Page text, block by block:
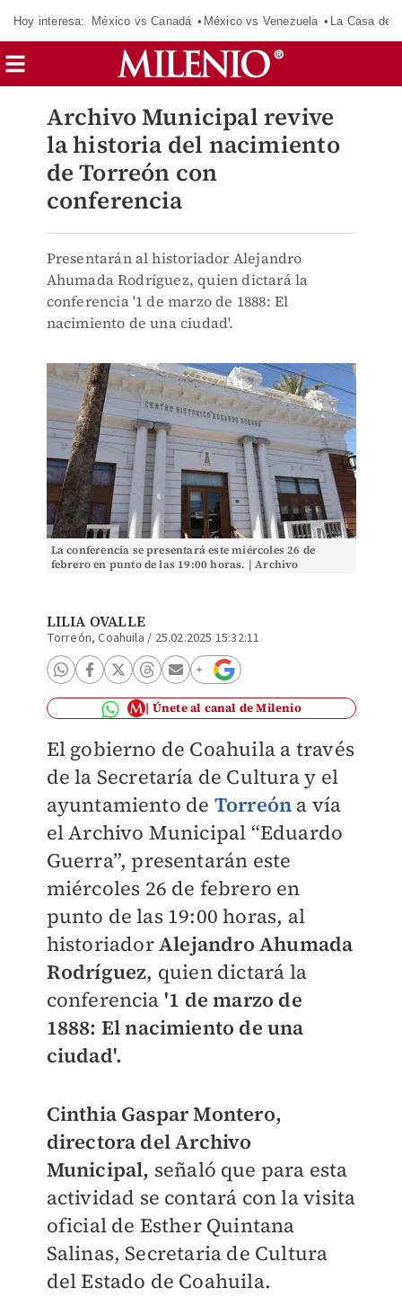
Hoy interesa: México vs Canadá México vs Venezuela La Casa de
Archivo Municipal revive
la historia del nacimiento
de Torreón con
conferencia
Presentarán al historiador Alejandro
Ahumada Rodríguez, quien dictará la
conferencia '1 de marzo de 1888: El
nacimiento de una ciudad'.
La conferencia se presentará este miércoles 26 de
febrero en punto de las 19:00 horas. | Archivo
LILIA OVALLE
Torreón, Coahuila / 25.02.2025 15:32:11
Únete al canal de Milenio
El gobierno de Coahuila a través
de la Secretaría de Cultura y el
ayuntamiento de Torreón a vía
el Archivo Municipal “Eduardo
Guerra”, presentarán este
miércoles 26 de febrero en
punto de las 19:00 horas, al
historiadorAlejandro Ahumada
Rodríguez, quien dictará la
conferencia '1 de marzo de
1888: El nacimiento de una
ciudad'.
Cinthia Gaspar Montero,
directora del Archivo
Municipal, señaló que para esta
actividad se contará con la visita
oficial de Esther Quintana
Salinas, Secretaria de Cultura
del Estado de Coahuila.